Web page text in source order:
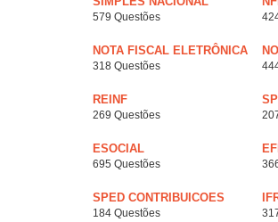
579 Questões
NOTA FISCAL ELETRÔNICA
318 Questões
REINF
269 Questões
ESOCIAL
695 Questões
SPED CONTRIBUICOES
184 Questões